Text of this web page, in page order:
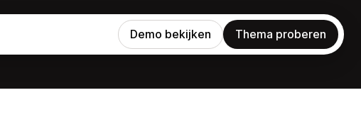
Demo bekijken Thema proberen